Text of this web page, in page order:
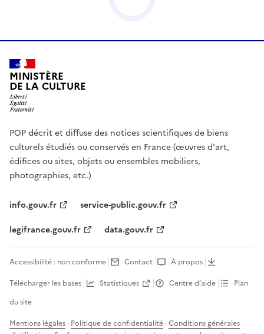
MINISTÈRE
DE LA CULTURE
POP décrit et diffuse des notices scientifiques de biens
culturels étudiés ou conservés en France (œuvres d'art,
édifices ou sites, objets ou ensembles mobiliers,
photographies, etc.)
info.gouv.fr
service-public.gouv.fr
legifrance.gouv.fr
data.gouv.fr
Accessibilité : non conforme Contact
À propos
Télécharger les bases
Statistiques Centre d’aide
Plan
du site
Mentions légales · Politique de confidentialité ·Conditions générales